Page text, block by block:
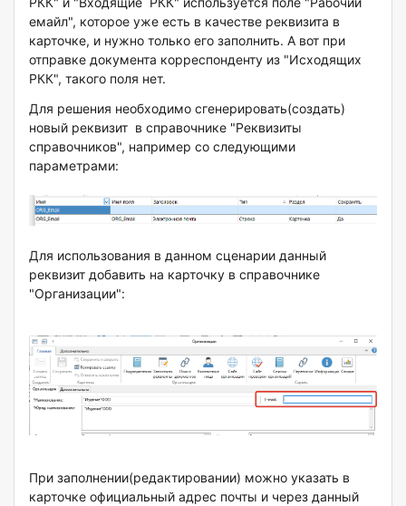
емайл", которое уже есть в качестве реквизита в
карточке, и нужно только его заполнить. А вот при
отправке документа корреспонденту из "Исходящих
РКК", такого поля нет.
Для решения необходимо сгенерировать(создать)
новый реквизит в справочнике "Реквизиты
справочников", например со следующими
параметрами:
Для использования в данном сценарии данный
реквизит добавить на карточку в справочнике
"Организации":
При заполнении(редактировании) можно указать в
карточке официальный адрес почты и через данный